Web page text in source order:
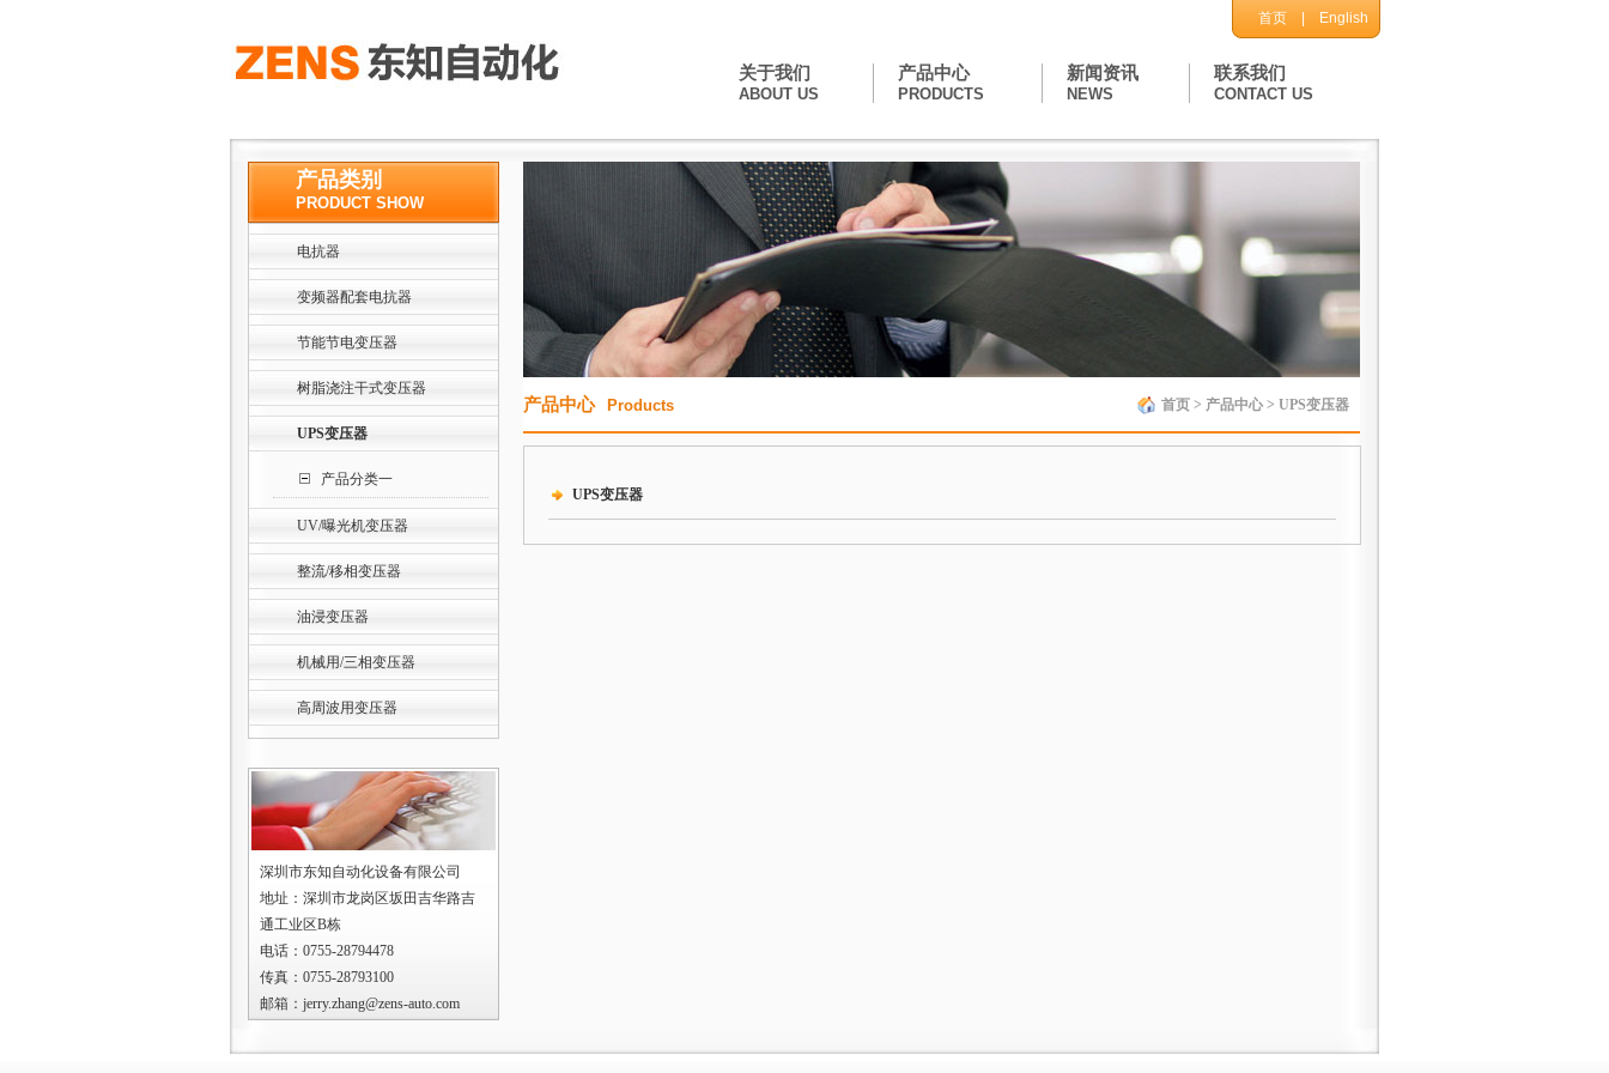
首页| English
关于我们
ABOUT US
产品中心
PRODUCTS
新闻资讯
NEWS
联系我们
CONTACT US
产品类别
PRODUCT SHOW
电抗器
变频器配套电抗器
节能节电变压器
树脂浇注干式变压器
UPS变压器
产品分类一
UV/曝光机变压器
整流/移相变压器
油浸变压器
机械用/三相变压器
高周波用变压器
深圳市东知自动化设备有限公司
地址：深圳市龙岗区坂田吉华路吉
通工业区B栋
电话：0755-28794478
传真：0755-28793100
邮箱：jerry.zhang@zens-auto.com
产品中心 Products 首页 > 产品中心 > UPS变压器
UPS变压器